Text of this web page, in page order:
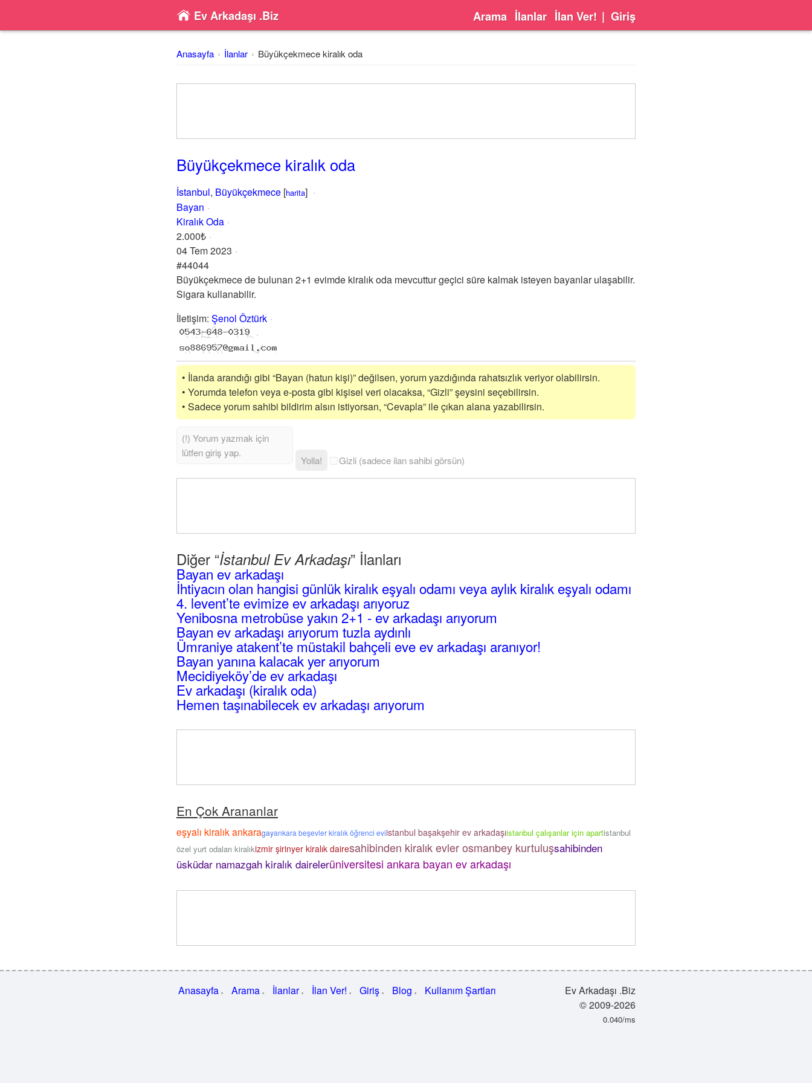
Ev Arkadaşı .Biz Arama İlanlar İlan Ver! | Giriş
Anasayfa İlanlar Büyükçekmece kiralık oda
Büyükçekmece kiralık oda
İstanbul, Büyükçekmece [harita]
Bayan
Kiralık Oda
2.000₺
04 Tem 2023
#44044
Büyükçekmece de bulunan 2+1 evimde kiralık oda mevcuttur geçici süre kalmak isteyen bayanlar ulaşabilir.
Sigara kullanabilir.
İletişim: Şenol Öztürk
• İlanda arandığı gibi “Bayan (hatun kişi)” değilsen, yorum yazdığında rahatsızlık veriyor olabilirsin.
• Yorumda telefon veya e-posta gibi kişisel veri olacaksa, “Gizli” şeysini seçebilirsin.
• Sadece yorum sahibi bildirim alsın istiyorsan, “Cevapla” ile çıkan alana yazabilirsin.
Yolla! Gizli (sadece ilan sahibi görsün)
Diğer “İstanbul Ev Arkadaşı” İlanları
Bayan ev arkadaşı
İhtiyacın olan hangisi günlük kiralık eşyalı odamı veya aylık kiralık eşyalı odamı
4. levent’te evimize ev arkadaşı arıyoruz
Yenibosna metrobüse yakın 2+1 - ev arkadaşı arıyorum
Bayan ev arkadaşı arıyorum tuzla aydınlı
Ümraniye atakent’te müstakil bahçeli eve ev arkadaşı aranıyor!
Bayan yanına kalacak yer arıyorum
Mecidiyeköy’de ev arkadaşı
Ev arkadaşı (kiralık oda)
Hemen taşınabilecek ev arkadaşı arıyorum
En Çok Arananlar
eşyalı kiralık ankaragayankara beşevler kiralık öğrenci eviistanbul başakşehir ev arkadaşıistanbul çalışanlar için apartistanbul
özel yurt odaları kiralıkizmir şirinyer kiralık dairesahibinden kiralık evler osmanbey kurtuluşsahibinden
üsküdar namazgah kiralık dairelerüniversitesi ankara bayan ev arkadaşı
Anasayfa Arama İlanlar İlan Ver! Giriş Blog Kullanım Şartları
Ev Arkadaşı .Biz
© 2009-2026
0.040/ms